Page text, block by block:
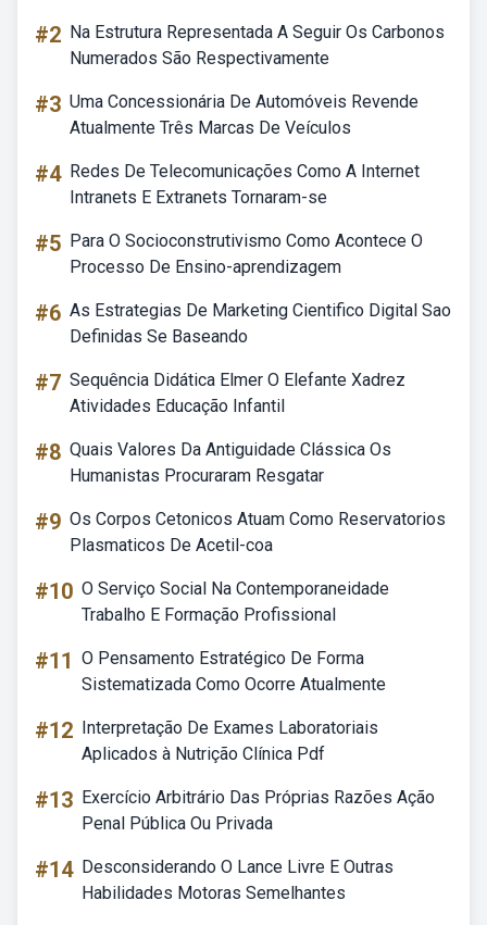
#2 Na Estrutura Representada A Seguir Os Carbonos
Numerados São Respectivamente
#3 Uma Concessionária De Automóveis Revende
Atualmente Três Marcas De Veículos
#4 Redes De Telecomunicações Como A Internet
Intranets E Extranets Tornaram-se
#5 Para O Socioconstrutivismo Como Acontece O
Processo De Ensino-aprendizagem
#6 As Estrategias De Marketing Cientifico Digital Sao
Definidas Se Baseando
#7 Sequência Didática Elmer O Elefante Xadrez
Atividades Educação Infantil
#8 Quais Valores Da Antiguidade Clássica Os
Humanistas Procuraram Resgatar
#9 Os Corpos Cetonicos Atuam Como Reservatorios
Plasmaticos De Acetil-coa
#10 O Serviço Social Na Contemporaneidade
Trabalho E Formação Profissional
#11 O Pensamento Estratégico De Forma
Sistematizada Como Ocorre Atualmente
#12 Interpretação De Exames Laboratoriais
Aplicados à Nutrição Clínica Pdf
#13 Exercício Arbitrário Das Próprias Razões Ação
Penal Pública Ou Privada
#14 Desconsiderando O Lance Livre E Outras
Habilidades Motoras Semelhantes